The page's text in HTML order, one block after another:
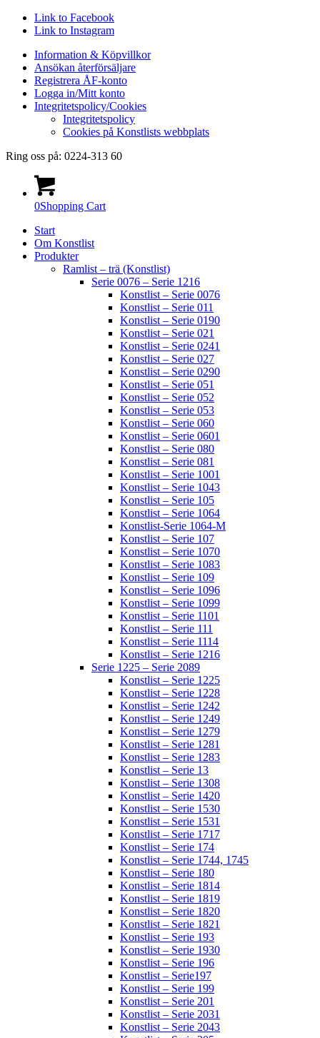
Link to Facebook
Link to Instagram
Information & Köpvillkor
Ansökan återförsäljare
Registrera ÅF-konto
Logga in/Mitt konto
Integritetspolicy/Cookies
Integritetspolicy
Cookies på Konstlists webbplats
Ring oss på: 0224-313 60
0Shopping Cart
Start
Om Konstlist
Produkter
Ramlist – trä (Konstlist)
Serie 0076 – Serie 1216
Konstlist – Serie 0076
Konstlist – Serie 011
Konstlist – Serie 0190
Konstlist – Serie 021
Konstlist – Serie 0241
Konstlist – Serie 027
Konstlist – Serie 0290
Konstlist – Serie 051
Konstlist – Serie 052
Konstlist – Serie 053
Konstlist – Serie 060
Konstlist – Serie 0601
Konstlist – Serie 080
Konstlist – Serie 081
Konstlist – Serie 1001
Konstlist – Serie 1043
Konstlist – Serie 105
Konstlist – Serie 1064
Konstlist-Serie 1064-M
Konstlist – Serie 107
Konstlist – Serie 1070
Konstlist – Serie 1083
Konstlist – Serie 109
Konstlist – Serie 1096
Konstlist – Serie 1099
Konstlist – Serie 1101
Konstlist – Serie 111
Konstlist – Serie 1114
Konstlist – Serie 1216
Serie 1225 – Serie 2089
Konstlist – Serie 1225
Konstlist – Serie 1228
Konstlist – Serie 1242
Konstlist – Serie 1249
Konstlist – Serie 1279
Konstlist – Serie 1281
Konstlist – Serie 1283
Konstlist – Serie 13
Konstlist – Serie 1308
Konstlist – Serie 1420
Konstlist – Serie 1530
Konstlist – Serie 1531
Konstlist – Serie 1717
Konstlist – Serie 174
Konstlist – Serie 1744, 1745
Konstlist – Serie 180
Konstlist – Serie 1814
Konstlist – Serie 1819
Konstlist – Serie 1820
Konstlist – Serie 1821
Konstlist – Serie 193
Konstlist – Serie 1930
Konstlist – Serie 196
Konstlist – Serie197
Konstlist – Serie 199
Konstlist – Serie 201
Konstlist – Serie 2031
Konstlist – Serie 2043